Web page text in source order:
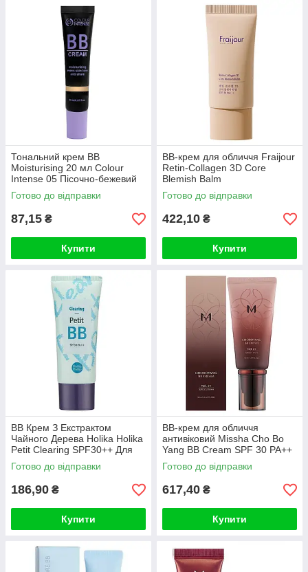
Тональний крем BB
Moisturising 20 мл Colour
Intense 05 Пісочно-бежевий
Готово до відправки
87,15 ₴
Купити
BB-крем для обличчя Fraijour
Retin-Collagen 3D Core
Blemish Balm
Готово до відправки
422,10 ₴
Купити
ВВ Крем З Екстрактом
Чайного Дерева Holika Holika
Petit Clearing SPF30++ Для
Проблемної Шкіри 30ml
Готово до відправки
186,90 ₴
Купити
ВВ-крем для обличчя
антивіковий Missha Cho Bo
Yang BB Cream SPF 30 PA++
(21 тон)
Готово до відправки
617,40 ₴
Купити